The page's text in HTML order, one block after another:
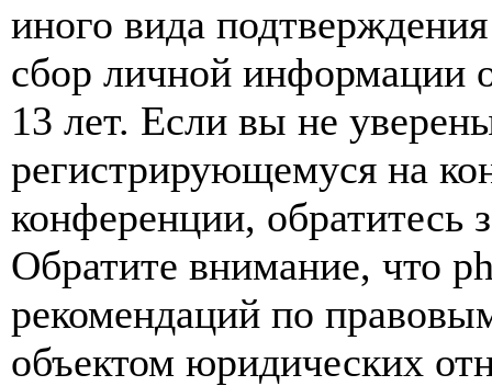
иного вида
сбор личной информации
13 лет. Если вы не
регистрирующемуся на
конференции, обратитесь
Обратите внимание, что
рекомендаций по
объектом юридических